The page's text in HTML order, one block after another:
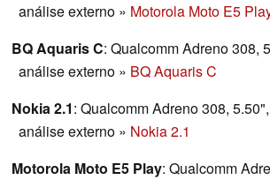
análise externo » Motorola Moto E5
BQ Aquaris C: Qualcomm Adreno 308,
análise externo » BQ Aquaris C
Nokia 2.1: Qualcomm Adreno 308,
análise externo » Nokia 2.1
Motorola Moto E5 Play: Qualcomm